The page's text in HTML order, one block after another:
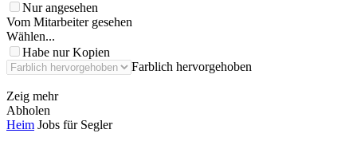
Nur angesehen
Vom Mitarbeiter gesehen
Wählen...
Habe nur Kopien
Farblich hervorgehoben
Zeig mehr
Abholen
Heim Jobs für Segler